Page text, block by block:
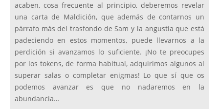
acaben, cosa frecuente al principio, deberemos revelar
una carta de Maldición, que además de contarnos un
párrafo más del trasfondo de Sam y la angustia que está
padeciendo en estos momentos, puede llevarnos a la
perdición si avanzamos lo suficiente. ¡No te preocupes
por los tokens, de forma habitual, adquirimos algunos al
superar salas o completar enigmas! Lo que sí que os
podemos avanzar es que no nadaremos en la
abundancia…